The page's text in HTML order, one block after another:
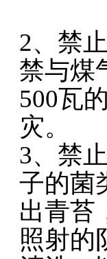
2、禁
禁与煤
500瓦
灾。
3、禁
子的菌
出青苔
照射的